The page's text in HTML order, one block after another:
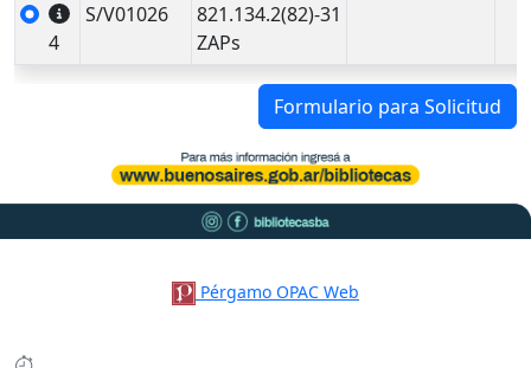
4
S/V01026
821.134.2(82)-31
ZAPs
Formulario para Solicitud
Pérgamo OPAC Web